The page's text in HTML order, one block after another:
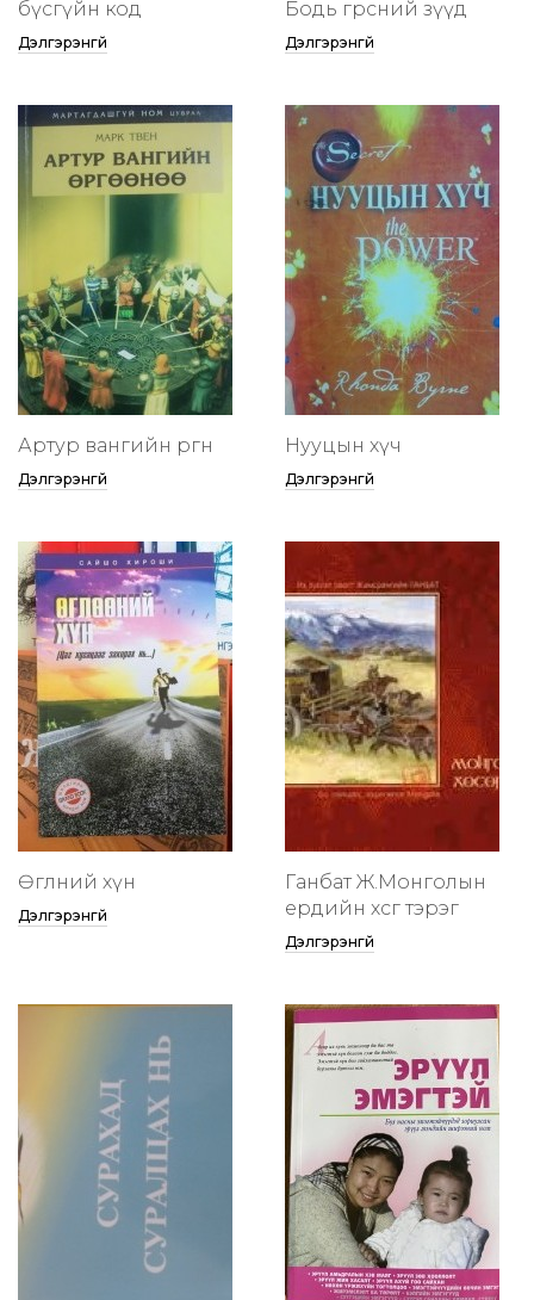
бүсгүйн код
Дэлгэрэнгүй
Бодь гөрөөсний зүүд
Дэлгэрэнгүй
Артур вангийн өргөөнөө
Дэлгэрэнгүй
Нууцын хүч
Дэлгэрэнгүй
Өглөөний хүн
Дэлгэрэнгүй
Ганбат Ж.Монголын
ердийн хөсөг тэрэг
Дэлгэрэнгүй